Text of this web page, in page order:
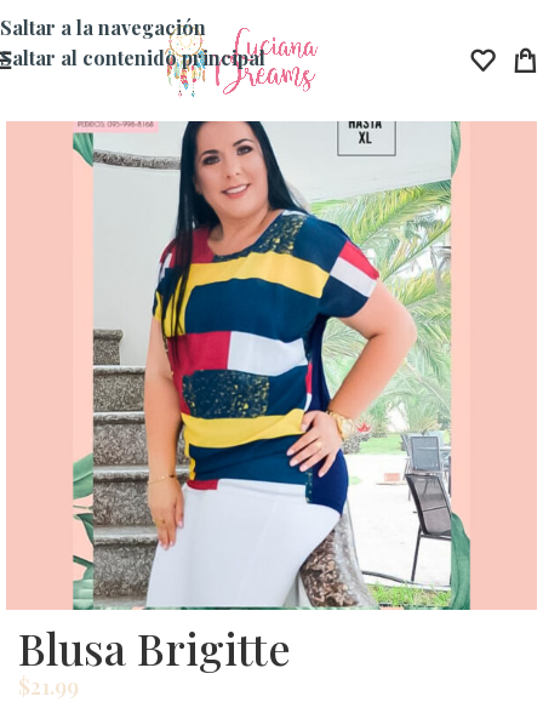
Saltar a la navegación
Saltar al contenido principal
Blusa Brigitte
$21.99